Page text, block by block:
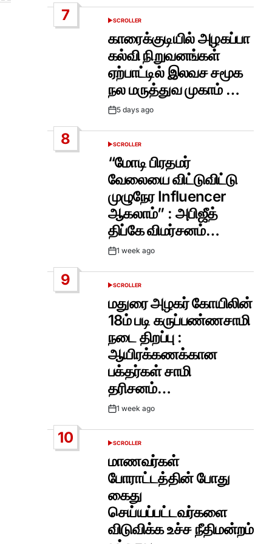
7
POSTED
SCROLLER
காரைக்குடியில் அழகப்பா
கல்வி நிறுவனங்கள்
ஏற்பாட்டில் இலவச சமூக
நல மருத்துவ முகாம் …
Post5 days ago
8
POSTED
SCROLLER
“மோடி பிரதமர்
வேலையை விட்டுவிட்டு
முழுநேர Influencer
ஆகலாம்” : அபிஜீத்
திப்கே விமர்சனம்…
Post1 week ago
9
POSTED
SCROLLER
மதுரை அழகர் கோயிலின்
18ம் படி கருப்பண்ணசாமி
நடை திறப்பு :
ஆயிரக்கணக்கான
பக்தர்கள் சாமி
தரிசனம்…
Post1 week ago
10
POSTED
SCROLLER
மாணவர்கள்
போராட்டத்தின் போது
கைது
செய்யப்பட்டவர்களை
விடுவிக்க உச்ச நீதிமன்றம்